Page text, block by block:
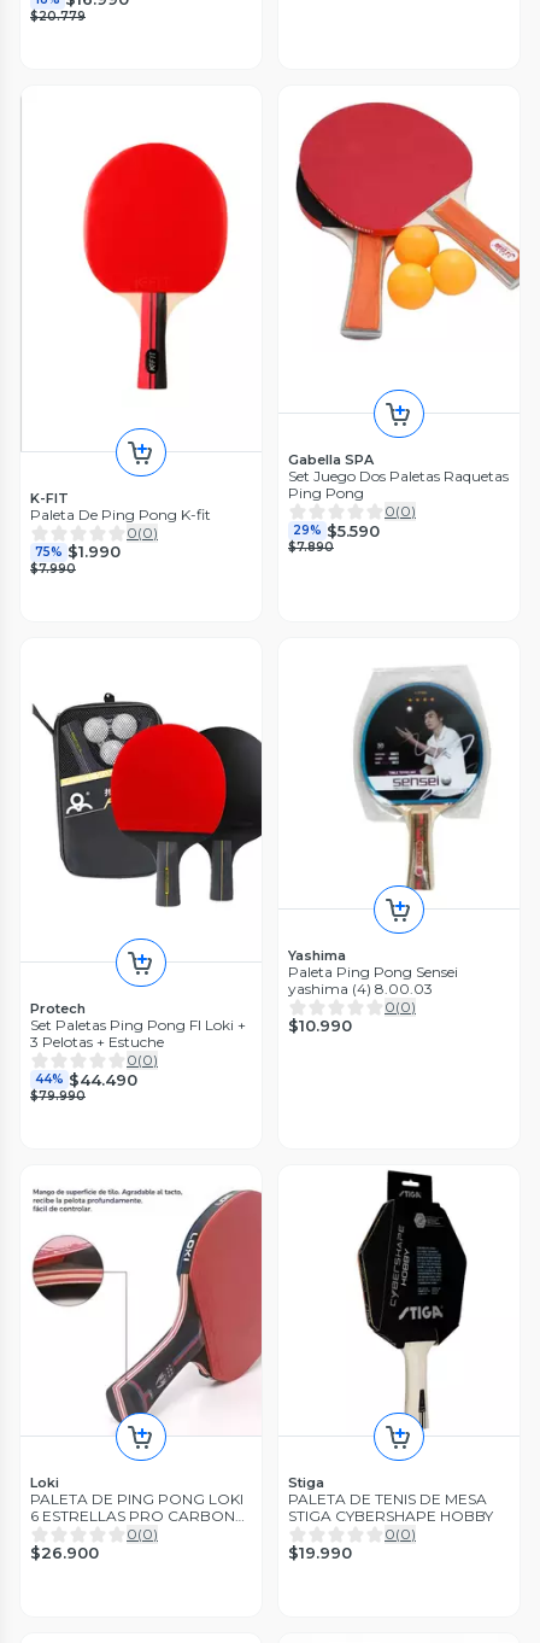
$20.779
K-FIT
Paleta De Ping Pong K-fit
0(0)
75% $1.990
$7.990
Gabella SPA
Set Juego Dos Paletas Raquetas
Ping Pong
0(0)
29% $5.590
$7.890
Protech
Set Paletas Ping Pong Fl Loki +
3 Pelotas + Estuche
0(0)
44% $44.490
$79.990
Yashima
Paleta Ping Pong Sensei
yashima (4) 8.00.03
0(0)
$10.990
Loki
PALETA DE PING PONG LOKI
6 ESTRELLAS PRO CARBON
PERFORMANCE
0(0)
$26.900
Stiga
PALETA DE TENIS DE MESA
STIGA CYBERSHAPE HOBBY
0(0)
$19.990